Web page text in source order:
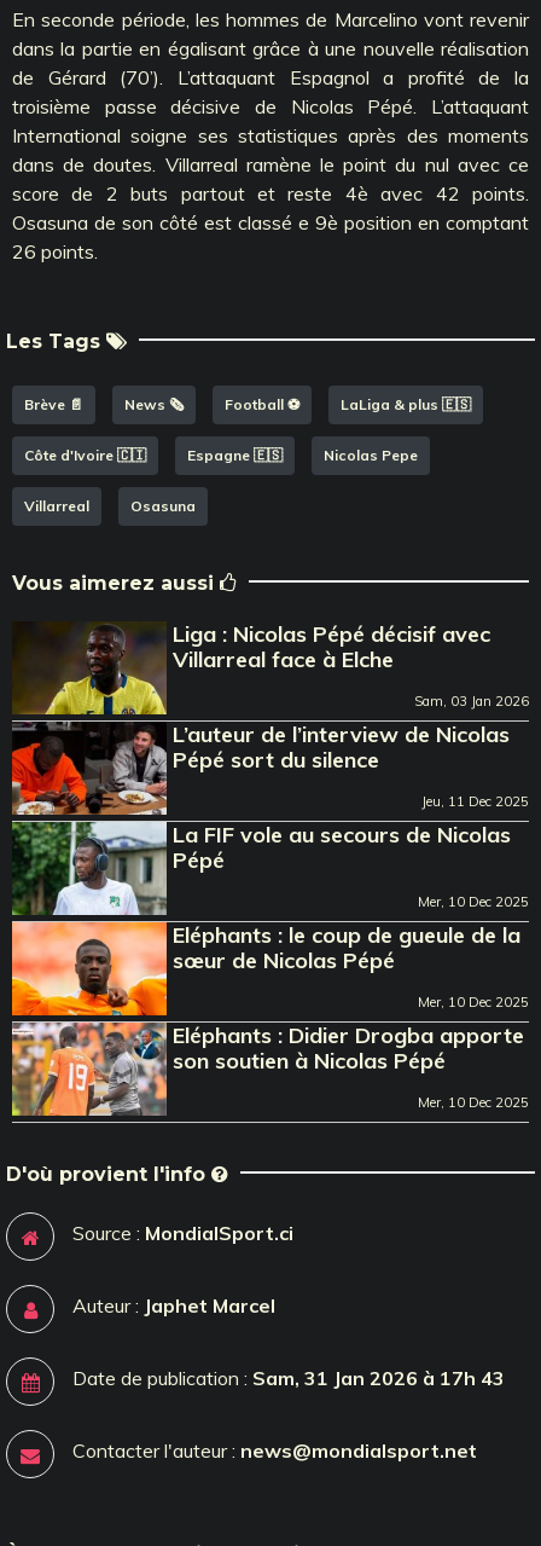
En seconde période, les hommes de Marcelino vont revenir
dans la partie en égalisant grâce à une nouvelle réalisation
de Gérard (70’). L’attaquant Espagnol a profité de la
troisième passe décisive de Nicolas Pépé. L’attaquant
International soigne ses statistiques après des moments
dans de doutes. Villarreal ramène le point du nul avec ce
score de 2 buts partout et reste 4è avec 42 points.
Osasuna de son côté est classé e 9è position en comptant
26 points.
Les Tags
Brève 📄 News 🗞️ Football ⚽️ LaLiga & plus 🇪🇸
Côte d'Ivoire 🇨🇮 Espagne 🇪🇸 Nicolas Pepe
Villarreal Osasuna
Vous aimerez aussi
Liga : Nicolas Pépé décisif avec
Villarreal face à Elche
Sam, 03 Jan 2026
L’auteur de l’interview de Nicolas
Pépé sort du silence
Jeu, 11 Dec 2025
La FIF vole au secours de Nicolas
Pépé
Mer, 10 Dec 2025
Eléphants : le coup de gueule de la
sœur de Nicolas Pépé
Mer, 10 Dec 2025
Eléphants : Didier Drogba apporte
son soutien à Nicolas Pépé
Mer, 10 Dec 2025
D'où provient l'info
Source : MondialSport.ci
Auteur : Japhet Marcel
Date de publication : Sam, 31 Jan 2026 à 17h 43
Contacter l'auteur : news@mondialsport.net